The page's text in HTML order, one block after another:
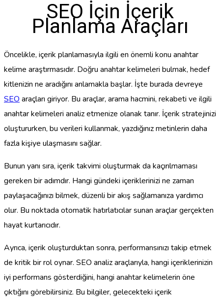
SEO İçin İçerik
Planlama Araçları
Öncelikle, içerik planlamasıyla ilgili en önemli konu anahtar
kelime araştırmasıdır. Doğru anahtar kelimeleri bulmak, hedef
kitlenizin ne aradığını anlamakla başlar. İşte burada devreye
SEO araçları giriyor. Bu araçlar, arama hacmini, rekabeti ve ilgili
anahtar kelimeleri analiz etmenize olanak tanır. İçerik stratejinizi
oluştururken, bu verileri kullanmak, yazdığınız metinlerin daha
fazla kişiye ulaşmasını sağlar.
Bunun yanı sıra, içerik takvimi oluşturmak da kaçırılmaması
gereken bir adımdır. Hangi gündeki içeriklerinizi ne zaman
paylaşacağınızı bilmek, düzenli bir akış sağlamanıza yardımcı
olur. Bu noktada otomatik hatırlatıcılar sunan araçlar gerçekten
hayat kurtarıcıdır.
Ayrıca, içerik oluşturduktan sonra, performansınızı takip etmek
de kritik bir rol oynar. SEO analiz araçlarıyla, hangi içeriklerinizin
iyi performans gösterdiğini, hangi anahtar kelimelerin öne
çıktığını görebilirsiniz. Bu bilgiler, gelecekteki içerik